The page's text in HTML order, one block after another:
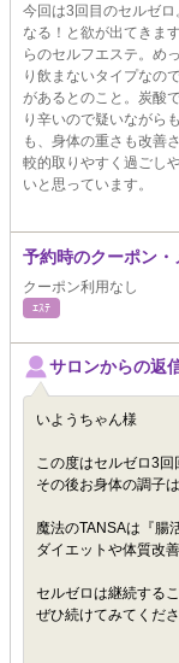
今回は3回目のセルゼ
なる！と欲が出てきま
らのセルフエステ。め
り飲まないタイプなの
があるとのこと。炭酸
り辛いので疑いながら
も、身体の重さも改善
較的取りやすく過ごし
いと思っています。
予約時のクーポン・
クーポン利用なし
ｴｽﾃ
サロンからの返
いようちゃん様
この度はセルゼロ3回
その後お身体の調子
魔法のTANSAは『腸
ダイエットや体質改
セルゼロは継続する
ぜひ続けてみてくだ